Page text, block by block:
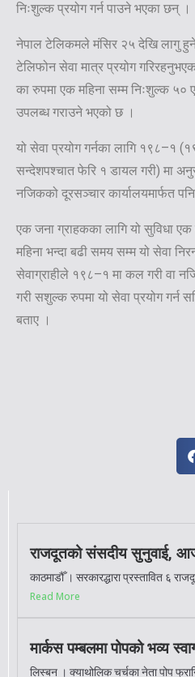
निःशुल्क प्रयोग गर्न पाउने भएका छन् ।
नेपाल टेलिकमले मंसिर २५ देखि लागु
टेलिफोन सेवा मात्र प्रयोग
का रुपमा एक महिना सम्म निःशुल्क ५०
उपलब्ध गराउने भएको छ ।
यो सेवा प्रयोग गर्नका लागि १९८–१
सन्देशपश्चात फेरि १ डायल गरी) मा
नजिकको दूरसञ्चार कार्यालयमार्फत
एक जना ग्राहकका लागि यो सुविधा
महिना भन्दा बढी समय सम्म यो सेवा
सेवाग्राहीले १९८–१ मा कल गरी वा
गरी सशुल्क रुपमा यो सेवा प्रयोग गर्न
बताए ।
राजदूतको संसदीय सुनुवाई,
काठमाडौँ । सरकारद्धारा प्रस्तावित ६
Read More
मार्कस पम्बलमा पोपको भव्य
लिस्बन । क्याथोलिक चर्चका नेता पोप